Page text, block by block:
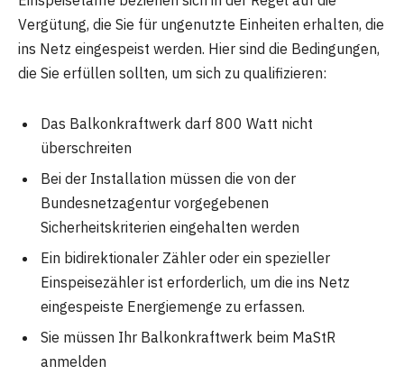
Vergütung, die Sie für ungenutzte Einheiten erhalten, die
ins Netz eingespeist werden. Hier sind die Bedingungen,
die Sie erfüllen sollten, um sich zu qualifizieren:
Das Balkonkraftwerk darf 800 Watt nicht
überschreiten
Bei der Installation müssen die von der
Bundesnetzagentur vorgegebenen
Sicherheitskriterien eingehalten werden
Ein bidirektionaler Zähler oder ein spezieller
Einspeisezähler ist erforderlich, um die ins Netz
eingespeiste Energiemenge zu erfassen.
Sie müssen Ihr Balkonkraftwerk beim MaStR
anmelden